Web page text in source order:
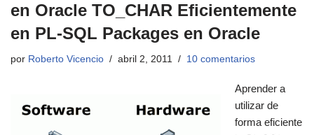
en Oracle TO_CHAR Eficientemente
en PL-SQL Packages en Oracle
por Roberto Vicencio abril 2, 2011 10 comentarios
Aprender a
utilizar de
forma eficiente